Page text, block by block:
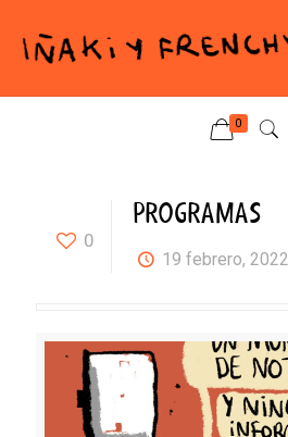
0
0
PROGRAMAS
19 febrero, 2022